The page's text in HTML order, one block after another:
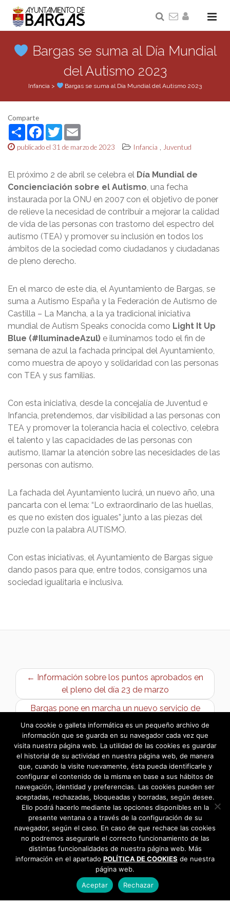
Bargas se suma al Día Mundial
del Autismo 2023
Infancia> Bargas se suma al Día Mundial del Autismo 2023
Comparte
ShareFacebook
Twitter
publicado el 31 de marzo de 2023 Infancia , Juventud
El próximo 2 de abril se celebra el Día Mundial de
Concienciación sobre el Autismo, una fecha
instaurada por la ONU en 2007 con el objetivo de poner
de relieve la necesidad de contribuir a mejorar la calidad
de vida de las personas con trastorno del espectro del
autismo (TEA) y promover su inclusión en todos los
ámbitos de la sociedad como ciudadanos y ciudadanas
de pleno derecho.
En el marco de este día, el Ayuntamiento de Bargas, se
suma a Autismo España y la Federación de Autismo de
Castilla – La Mancha, a la ya tradicional iniciativa
mundial de Autism Speaks conocida como Light It Up
Blue (#IluminadeAzul) e iluminamos todo el fin de
semana de azul la fachada principal del Ayuntamiento,
como muestra de apoyo y solidaridad con las personas
con TEA y sus familias.
Con esta iniciativa, desde la concejalía de Juventud e
Infancia, pretendemos, dar visibilidad a las personas con
TEA y promover la tolerancia hacia el colectivo, celebra
el talento y las capacidades de las personas con
autismo, llamar la atención sobre las necesidades de las
personas con autismo.
La fachada del Ayuntamiento lucirá, un nuevo año, una
pancarta con el lema: “Lo extraordinario de las huellas,
es que no existen dos iguales” junto a las piezas del
puzle con la palabra AUTISMO.
Con estas iniciativas, el Ayuntamiento de Bargas sigue
dando pasos para que, entre todos, consigamos una
sociedad igualitaria e inclusiva.
← Información sobre los puntos aprobados en
el pleno del día 23 de marzo
Bargas pone en marcha un nuevo servicio de
orientación laboral gratuito para jóvenes →
Una cookie o galleta informática es un pequeño archivo de
información que se guarda en su navegador cada vez que
visita nuestra página web. La utilidad de las cookies es guardar
el historial de su actividad en nuestra página web, de manera
que, cuando la visite nuevamente, ésta pueda identificarle y
configurar el contenido de la misma en base a sus hábitos de
navegación, identidad y preferencias. Las cookies pueden ser
aceptadas, rechazadas, bloqueadas y borradas, según desee.
Ello podrá hacerlo mediante las opciones disponibles en la
presente ventana o a través de la configuración de su
navegador, según el caso. En caso de que rechace las cookies
no podremos asegurarle el correcto funcionamiento de las
distintas funcionalidades de nuestra página web. Más
información en el apartado POLÍTICA DE COOKIES de nuestra
página web.
Aceptar
Rechazar